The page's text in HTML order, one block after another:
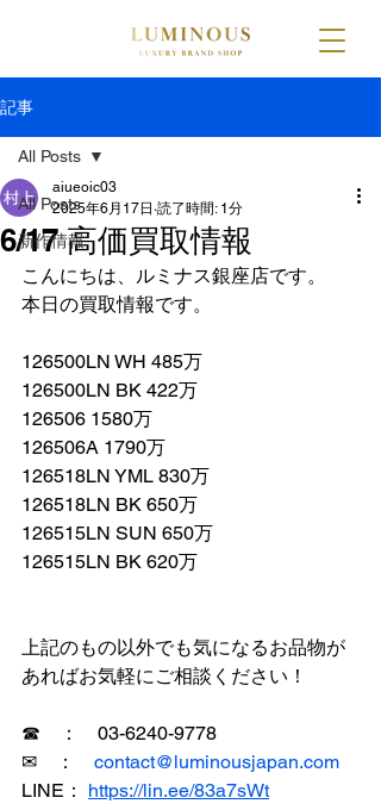
記事
All Posts
新作情報
All Posts
6/17 高価買取情報
aiueoic03
2025年6月17日 読了時間: 1分
こんにちは、ルミナス銀座店です。
本日の買取情報です。
126500LN WH 485万
126500LN BK 422万
126506 1580万
126506A 1790万
126518LN YML 830万
126518LN BK 650万
126515LN SUN 650万
126515LN BK 620万
上記のもの以外でも気になるお品物が
あればお気軽にご相談ください！
☎　：　03-6240-9778
✉　： contact@luminousjapan.com
LINE： https://lin.ee/83a7sWt